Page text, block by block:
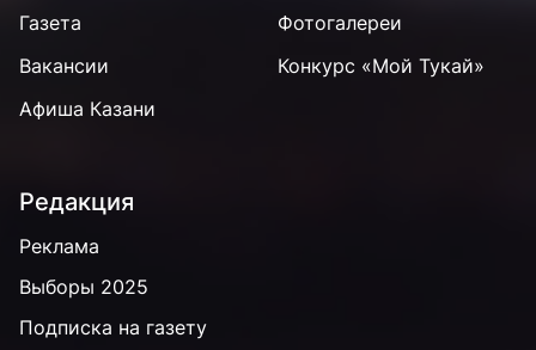
Газета
Фотогалереи
Вакансии
Конкурс «Мой Тукай»
Афиша Казани
Редакция
Реклама
Выборы 2025
Подписка на газету